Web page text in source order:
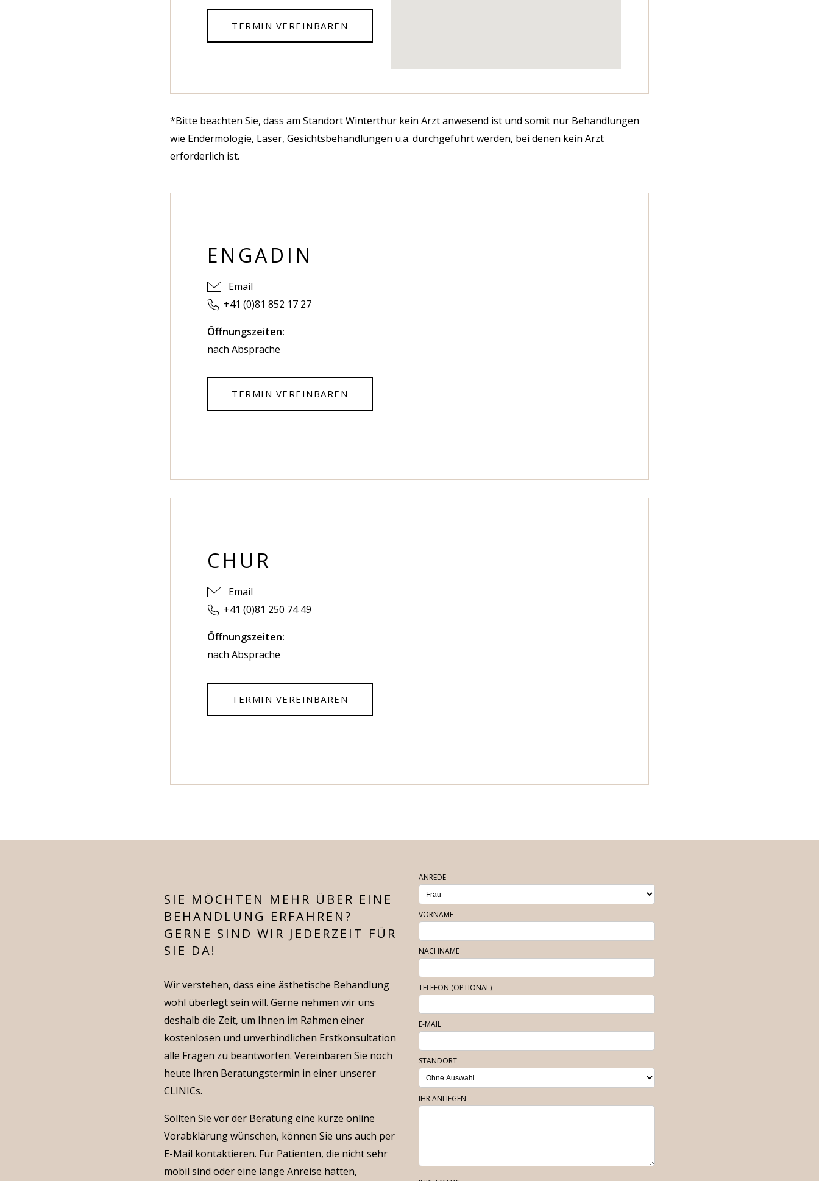
TERMIN VEREINBAREN
*Bitte beachten Sie, dass am Standort Winterthur kein Arzt anwesend ist und somit nur Behandlungen
wie Endermologie, Laser, Gesichtsbehandlungen u.a. durchgeführt werden, bei denen kein Arzt
erforderlich ist.
ENGADIN
Email
+41 (0)81 852 17 27
Öffnungszeiten:
nach Absprache
TERMIN VEREINBAREN
CHUR
Email
+41 (0)81 250 74 49
Öffnungszeiten:
nach Absprache
TERMIN VEREINBAREN
SIE MÖCHTEN MEHR ÜBER EINE
BEHANDLUNG ERFAHREN?
GERNE SIND WIR JEDERZEIT FÜR
SIE DA!
Wir verstehen, dass eine ästhetische Behandlung
wohl überlegt sein will. Gerne nehmen wir uns
deshalb die Zeit, um Ihnen im Rahmen einer
kostenlosen und unverbindlichen Erstkonsultation
alle Fragen zu beantworten. Vereinbaren Sie noch
heute Ihren Beratungstermin in einer unserer
CLINICs.
Sollten Sie vor der Beratung eine kurze online
Vorabklärung wünschen, können Sie uns auch per
E-Mail kontaktieren. Für Patienten, die nicht sehr
mobil sind oder eine lange Anreise hätten,
ANREDE
VORNAME
NACHNAME
TELEFON (OPTIONAL)
E-MAIL
STANDORT
IHR ANLIEGEN